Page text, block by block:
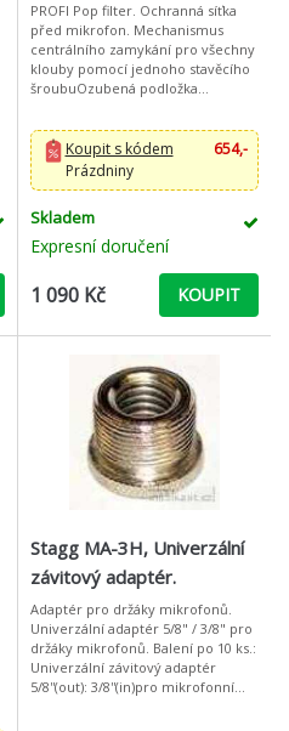
PROFI Pop filter. Ochranná síťka
před mikrofon. Mechanismus
centrálního zamykání pro všechny
klouby pomocí jednoho stavěcího
šroubuOzubená podložka
oceliPevná spona se širokým
rozsahem upnutí
Koupit s kódem
654,-
Prázdniny
Skladem
Expresní doručení
1 090 Kč KOUPIT
Stagg MA-3H, Univerzální
závitový adaptér.
Adaptér pro držáky mikrofonů.
Univerzální adaptér 5/8" / 3/8" pro
držáky mikrofonů. Balení po 10 ks.:
Univerzální závitový adaptér
5/8''(out): 3/8''(in)pro mikrofonní